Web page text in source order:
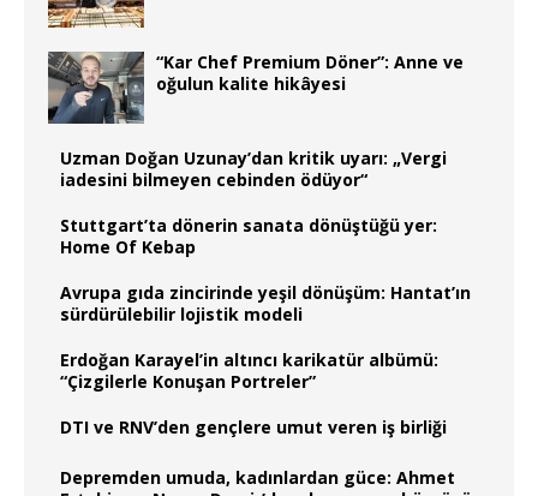
“Kar Chef Premium Döner”: Anne ve
oğulun kalite hikâyesi
Uzman Doğan Uzunay’dan kritik uyarı: „Vergi
iadesini bilmeyen cebinden ödüyor“
Stuttgart’ta dönerin sanata dönüştüğü yer:
Home Of Kebap
Avrupa gıda zincirinde yeşil dönüşüm: Hantat’ın
sürdürülebilir lojistik modeli
Erdoğan Karayel’in altıncı karikatür albümü:
“Çizgilerle Konuşan Portreler”
DTI ve RNV’den gençlere umut veren iş birliği
Depremden umuda, kadınlardan güce: Ahmet